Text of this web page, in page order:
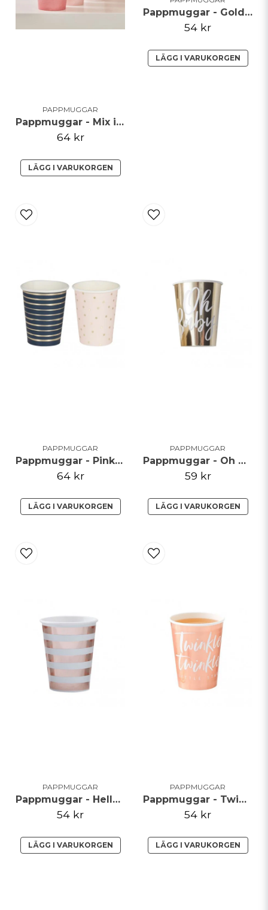
PAPPMUGGAR
Pappmuggar - Mix it up - Pink Ombre
64 kr
LÄGG I VARUKORGEN
Pappmuggar - Golden Dots
54 kr
LÄGG I VARUKORGEN
PAPPMUGGAR
Pappmuggar - Pink & Navy Mix
64 kr
LÄGG I VARUKORGEN
PAPPMUGGAR
Pappmuggar - Oh Baby
59 kr
LÄGG I VARUKORGEN
PAPPMUGGAR
Pappmuggar - Hello World
54 kr
LÄGG I VARUKORGEN
PAPPMUGGAR
Pappmuggar - Twinkle**
54 kr
LÄGG I VARUKORGEN